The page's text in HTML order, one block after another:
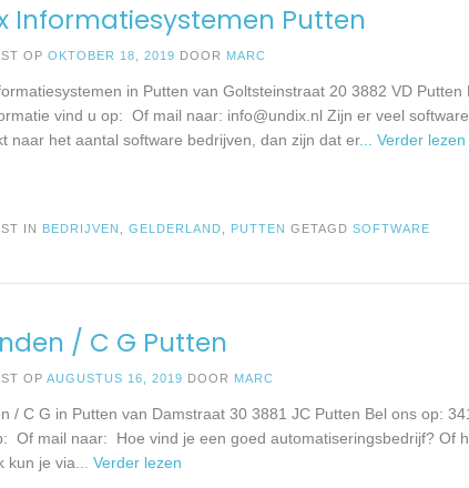
Informatiesystemen Putten
OPOKTOBER 18, 2019 DOOR MARC
in Putten van Goltsteinstraat 20 3882 VD Putten
vind u op: Of mail naar: info@undix.nl Zijn er veel
naar het aantal software bedrijven, dan zijn dat er... Verder lezen
IN BEDRIJVEN ,GELDERLAND PUTTEN GETAGDSOFTWARE
/ C G Putten
OPAUGUSTUS 16, 2019 DOOR MARC
/ C G in Putten van Damstraat 30 3881 JC Putten Bel ons op:
Of mail naar: Hoe vind je een goed automatiseringsbedrijf? Of
kun je via ... Verder lezen